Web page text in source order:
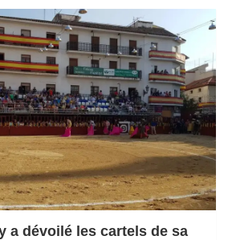
a dévoilé les cartels de sa